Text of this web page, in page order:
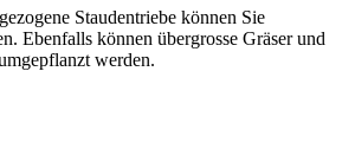
Staudentriebe können Sie
Ebenfalls können übergrosse Gräser und
werden.